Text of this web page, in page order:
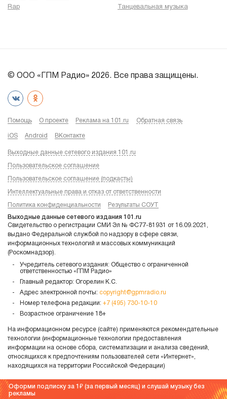
Rap
Танцевальная музыка
© ООО «ГПМ Радио» 2026. Все права защищены.
Помощь О проекте Реклама на 101.ru Обратная связь
iOS Android ВКонтакте
Выходные данные сетевого издания 101.ru
Пользовательское соглашение
Пользовательское соглашение (подкасты)
Интеллектуальные права и отказ от ответственности
Политика конфиденциальности Результаты СОУТ
Выходные данные сетевого издания 101.ru
Свидетельство о регистрации СМИ Эл № ФС77-81931 от 16.09.2021,
выдано Федеральной службой по надзору в сфере связи,
информационных технологий и массовых коммуникаций
(Роскомнадзор).
Учредитель сетевого издания: Общество с ограниченной
ответственностью «ГПМ Радио»
Главный редактор: Огорелин К.С.
Адрес электронной почты: copyright@gpmradio.ru
Номер телефона редакции: +7 (495) 730-10-10
Возрастное ограничение 18+
На информационном ресурсе (сайте) применяются рекомендательные
технологии (информационные технологии предоставления
информации на основе сбора, систематизации и анализа сведений,
относящихся к предпочтениям пользователей сети «Интернет»,
находящихся на территории Российской Федерации)
Оформи подписку за 1
(за первый месяц) и слушай музыку без
рекламы